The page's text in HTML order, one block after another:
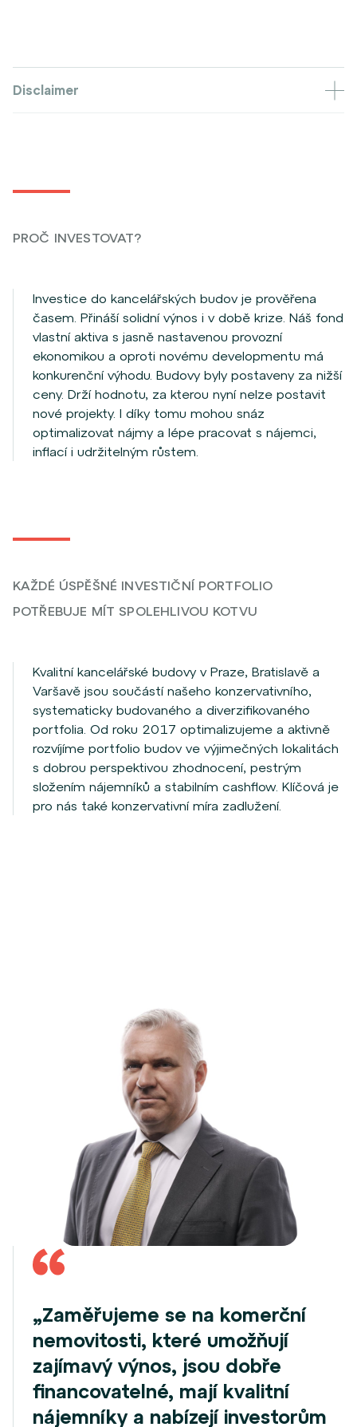
Disclaimer
PROČ INVESTOVAT?
Investice do kancelářských budov je prověřena
časem. Přináší solidní výnos i v době krize. Náš fond
vlastní aktiva s jasně nastavenou provozní
ekonomikou a oproti novému developmentu má
konkurenční výhodu. Budovy byly postaveny za nižší
ceny. Drží hodnotu, za kterou nyní nelze postavit
nové projekty. I díky tomu mohou snáz
optimalizovat nájmy a lépe pracovat s nájemci,
inflací i udržitelným růstem.
KAŽDÉ ÚSPĚŠNÉ INVESTIČNÍ PORTFOLIO
POTŘEBUJE MÍT SPOLEHLIVOU KOTVU
Kvalitní kancelářské budovy v Praze, Bratislavě a
Varšavě jsou součástí našeho konzervativního,
systematicky budovaného a diverzifikovaného
portfolia. Od roku 2017 optimalizujeme a aktivně
rozvíjíme portfolio budov ve výjimečných lokalitách
s dobrou perspektivou zhodnocení, pestrým
složením nájemníků a stabilním cashflow. Klíčová je
pro nás také konzervativní míra zadlužení.
„Zaměřujeme se na komerční
nemovitosti, které umožňují
zajímavý výnos, jsou dobře
financovatelné, mají kvalitní
nájemníky a nabízejí investorům